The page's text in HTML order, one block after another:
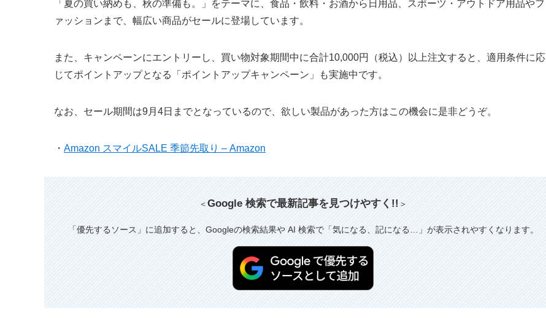
「夏の買い納めも、秋の準備も。」をテーマに、食品・飲料・お酒から日用品、スポーツ・アウトドア用品やフ
ァッションまで、幅広い商品がセールに登場しています。
また、キャンペーンにエントリーし、買い物対象期間中に合計10,000円（税込）以上注文すると、適用条件に応
じてポイントアップとなる「ポイントアップキャンペーン」も実施中です。
なお、セール期間は9月4日までとなっているので、欲しい製品があった方はこの機会に是非どうぞ。
・ Amazon スマイルSALE 季節先取り – Amazon
＜Google 検索で最新記事を見つけやすく!! ＞
「優先するソース」に追加すると、Googleの検索結果や AI 検索で「気になる、記になる…」が表示されやすくなります。